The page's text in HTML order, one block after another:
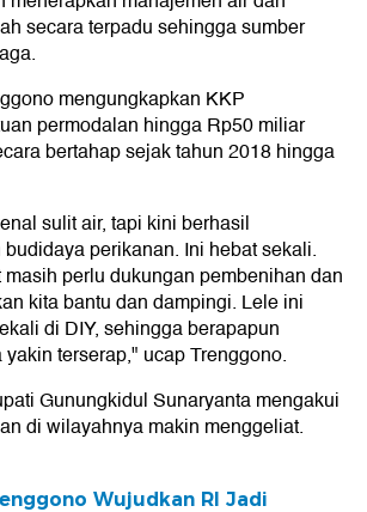
secara terpadu sehingga sumber
mengungkapkan KKP
permodalan hingga Rp50 miliar
bertahap sejak tahun 2018 hingga
sulit air, tapi kini berhasil
perikanan. Ini hebat sekali.
perlu dukungan pembenihan dan
kita bantu dan dampingi. Lele ini
di DIY, sehingga berapapun
terserap," ucap Trenggono.
Gunungkidul Sunaryanta mengakui
di wilayahnya makin menggeliat.
Wujudkan RI Jadi